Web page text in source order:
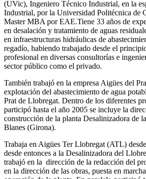
(UVic), Ingeniero Técnico Industrial, en la
Industrial, por la Universidad Politécnica de
Master MBA por EAE.Tiene 33 años de
en desalación y tratamiento de aguas
en infraestructuras hidráulicas de
regadío, habiendo trabajado desde el
profesional en diversas consultorías e
sector público como el privado.
También trabajó en la empresa Aigües del
explotación del abastecimiento de agua
Prat de Llobregat. Dentro de los diferentes
participó hasta el año 2005 se incluye la
construcción de la planta Desalinizadora de
Blanes (Girona).
Trabaja en Aigües Ter Llobregat (ATL)
desde entonces a la Desalinizadora del
trabajó en la dirección de la redacción del
en la dirección de las obras, puesta en